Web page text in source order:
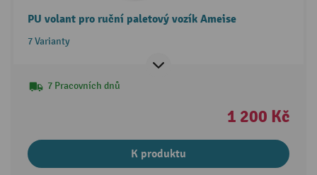
PU volant pro ruční paletový vozík Ameise
7 Varianty
7 Pracovních dnů
1 200 Kč
K produktu